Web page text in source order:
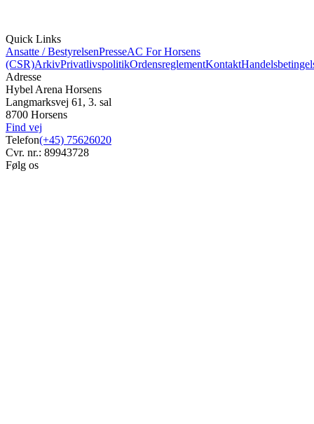
Quick Links
Ansatte / BestyrelsenPresseAC For Horsens
(CSR)ArkivPrivatlivspolitikOrdensreglementKontakt
Adresse
Hybel Arena Horsens
Langmarksvej 61, 3. sal
8700 Horsens
Find vej
Telefon(+45) 75626020
Cvr. nr.: 89943728
Følg os